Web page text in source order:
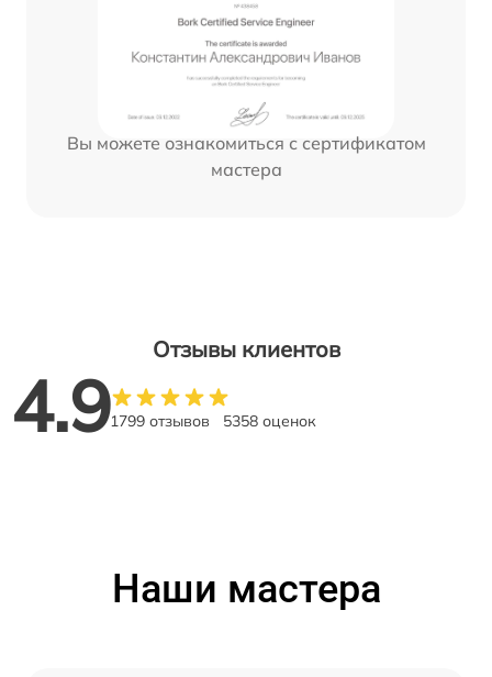
Вы можете ознакомиться с сертификатом
мастера
Отзывы клиентов
4.91799 отзывов 5358 оценок
Наши мастера